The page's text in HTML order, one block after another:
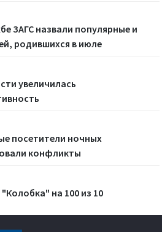
ЗАГС назвали популярные и
родившихся в июле
увеличилась
посетители ночных
конфликты
на 100 из 10